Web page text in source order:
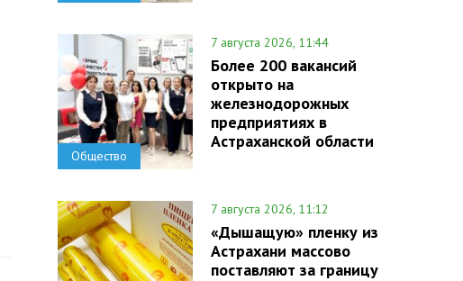
Общество
7 августа 2026, 11:44
Более 200 вакансий
открыто на
железнодорожных
предприятиях в
Астраханской области
7 августа 2026, 11:12
«Дышащую» пленку из
Астрахани массово
поставляют за границу